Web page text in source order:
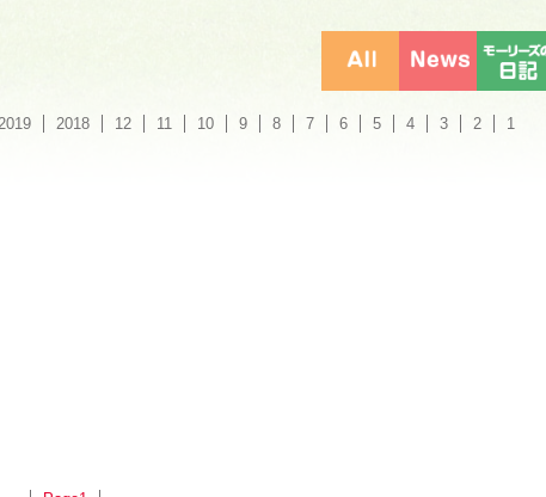
2018 12 11 10 9 8 7 6 5 4 3 2
1